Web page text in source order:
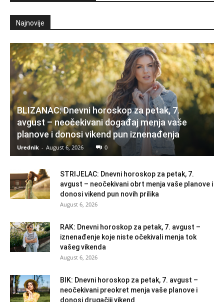
Najnovije
BLIZANAC: Dnevni horoskop za petak, 7.
avgust – neočekivani događaj menja vaše
planove i donosi vikend pun iznenađenja
Urednik - August 6, 2026 0
STRIJELAC: Dnevni horoskop za petak, 7.
avgust – neočekivani obrt menja vaše planove i
donosi vikend pun novih prilika
August 6, 2026
RAK: Dnevni horoskop za petak, 7. avgust –
iznenađenje koje niste očekivali menja tok
vašeg vikenda
August 6, 2026
BIK: Dnevni horoskop za petak, 7. avgust –
neočekivani preokret menja vaše planove i
donosi drugačiji vikend